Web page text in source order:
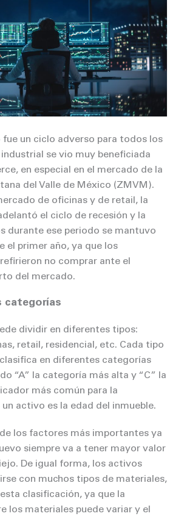
fue un ciclo adverso para todos los
se vio muy beneficiada
en especial en el mercado de la
del Valle de México (ZMVM).
de oficinas y de retail, la
el ciclo de recesión y la
durante ese periodo se mantuvo
el primer año, ya que los
no comprar ante el
del mercado.
categorías
dividir en diferentes tipos:
retail, residencial, etc. Cada tipo
en diferentes categorías
“A” la categoría más alta y “C” la
más común para la
activo es la edad del inmueble.
de los factores más importantes ya
siempre va a tener mayor valor
De igual forma, los activos
con muchos tipos de materiales,
clasificación, ya que la
los materiales puede variar y el